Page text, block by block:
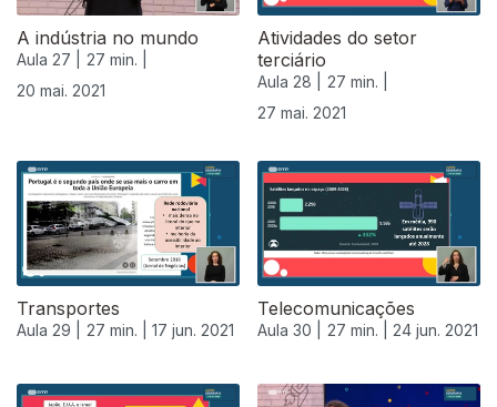
A indústria no mundo
Aula 27 |
27 min. |
20 mai. 2021
Atividades do setor
terciário
Aula 28 |
27 min. |
27 mai. 2021
Transportes
Aula 29 | 27 min. | 17 jun. 2021
Telecomunicações
Aula 30 | 27 min. | 24 jun. 2021
556325